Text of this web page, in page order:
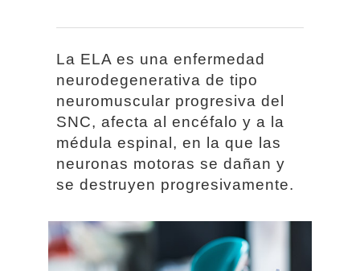
La ELA es una enfermedad
neurodegenerativa de tipo
neuromuscular progresiva del
SNC, afecta al encéfalo y a la
médula espinal, en la que las
neuronas motoras se dañan y
se destruyen progresivamente.